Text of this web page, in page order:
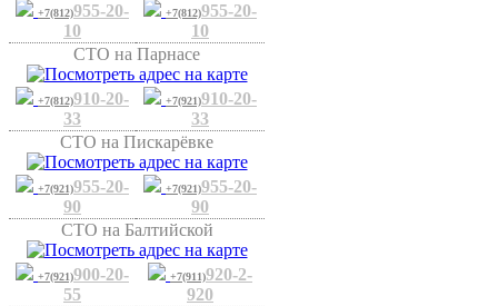
+7(812)955-20-
10
+7(812)955-20-
10
СТО на Парнасе
+7(812)910-20-
33
+7(921)910-20-
33
СТО на Пискарёвке
+7(921)955-20-
90
+7(921)955-20-
90
СТО на Балтийской
+7(921)900-20-
55
+7(911)920-2-
920